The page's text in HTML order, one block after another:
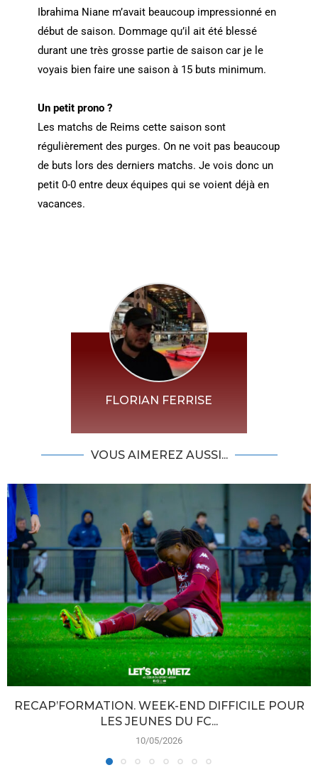
Ibrahima Niane m’avait beaucoup impressionné en
début de saison. Dommage qu’il ait été blessé
durant une très grosse partie de saison car je le
voyais bien faire une saison à 15 buts minimum.
Un petit prono ?
Les matchs de Reims cette saison sont
régulièrement des purges. On ne voit pas beaucoup
de buts lors des derniers matchs. Je vois donc un
petit 0-0 entre deux équipes qui se voient déjà en
vacances.
FLORIAN FERRISE
VOUS AIMEREZ AUSSI...
RECAP’FORMATION. WEEK-END DIFFICILE POUR
LES JEUNES DU FC...
10/05/2026